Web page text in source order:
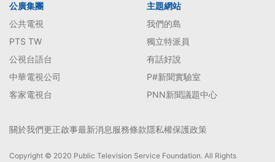
公廣集團
公共電視
PTS TW
公視台語台
中華電視公司
客家電視台
主題網站
我們的島
獨立特派員
有話好說
P#新聞實驗室
PNN新聞議題中心
關於我們更正啟事最新消息服務條款隱私權保護政策
Copyright © 2020 Public Television Service Foundation. All Rights